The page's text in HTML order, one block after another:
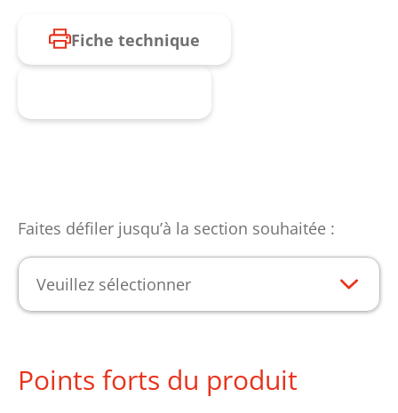
Fiche technique
Faites défiler jusqu’à la section souhaitée :
Veuillez sélectionner
Points forts du produit